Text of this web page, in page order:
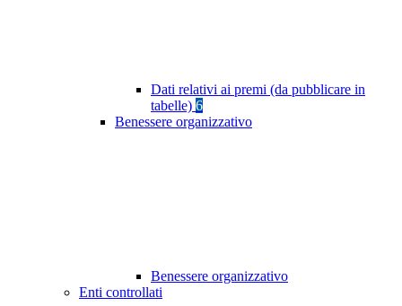
Dati relativi ai premi (da pubblicare in
tabelle) 6
Benessere organizzativo
Benessere organizzativo
Enti controllati